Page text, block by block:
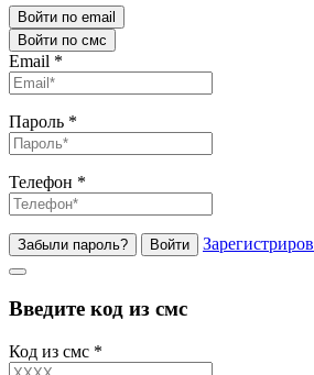
Войти по email
Войти по смс
Email *
Пароль *
Телефон *
Забыли пароль? Войти
Введите код из смс
Код из смс *